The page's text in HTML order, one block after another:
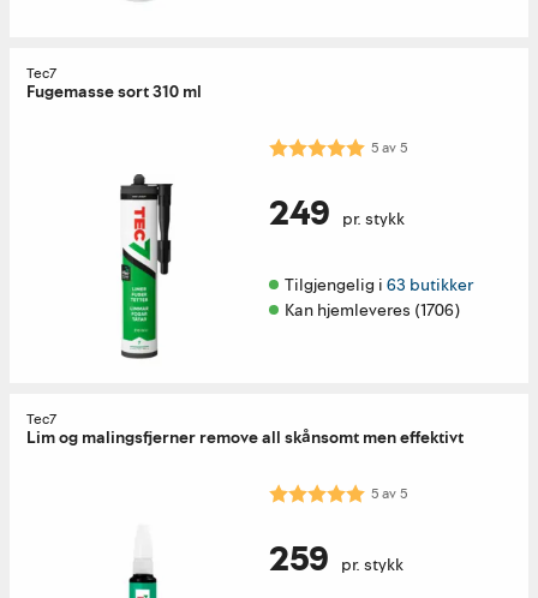
Tec7
Fugemasse sort 310 ml
Karakter: 5.0 av 5 mulige
5av5
249 pr. stykk
Tilgjengelig i 63 butikker
Kan hjemleveres (1706)
Tec7
Lim og malingsfjerner remove all skånsomt men effektivt
Karakter: 5.0 av 5 mulige
5av5
259 pr. stykk